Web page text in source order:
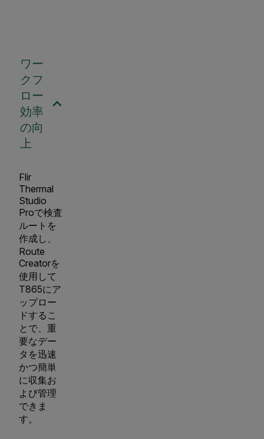
ワー
クフ
ロー
効率
の向
上
Flir
Thermal
Studio
Proで検査
ルートを
作成し、
Route
Creatorを
使用して
T865にア
ップロー
ドするこ
とで、重
要なデー
タを迅速
かつ簡単
に収集お
よび管理
できま
す。